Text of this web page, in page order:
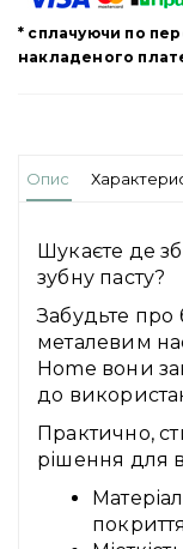
* сплачуючи по
накладеного
Опис
Шукаєте де
зубну пасту?
Забудьте про
металевим
Home вони
до
Практично,
рішення для